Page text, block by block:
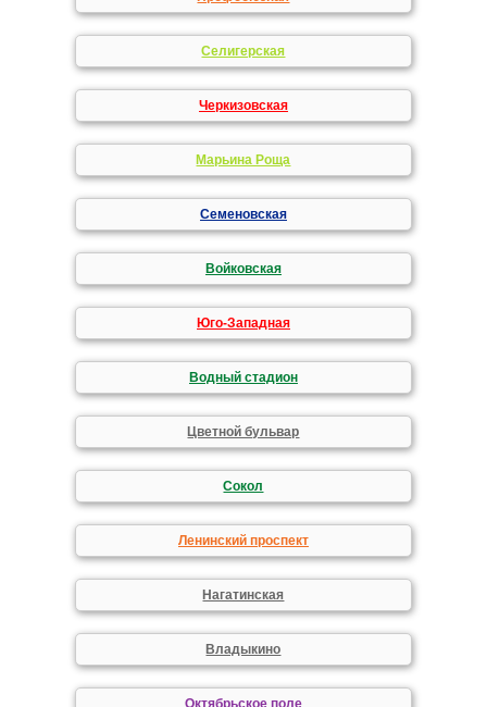
Селигерская
Черкизовская
Марьина Роща
Семеновская
Войковская
Юго-Западная
Водный стадион
Цветной бульвар
Сокол
Ленинский проспект
Нагатинская
Владыкино
Октябрьское поле